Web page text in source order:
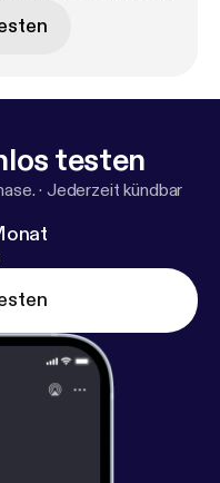
testen
· Jederzeit kündbar